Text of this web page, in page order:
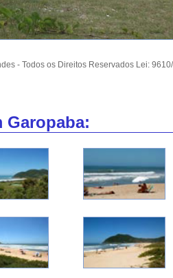
- Todos os Direitos Reservados Lei: 9610/
Garopaba: